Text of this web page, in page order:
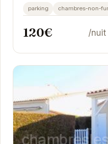
vacances reposantes.
des...
parking chambres-non-
120€ /nuit